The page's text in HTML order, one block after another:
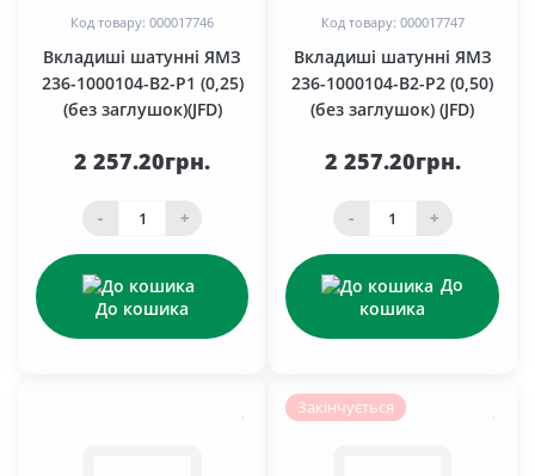
Код товару: 000017746
Вкладиші шатунні ЯМЗ
236-1000104-В2-Р1 (0,25)
(без заглушок)(JFD)
2 257.20грн.
- +
До кошика
Код товару: 000017747
Вкладиші шатунні ЯМЗ
236-1000104-В2-Р2 (0,50)
(без заглушок) (JFD)
2 257.20грн.
- +
До
кошика
Закінчується